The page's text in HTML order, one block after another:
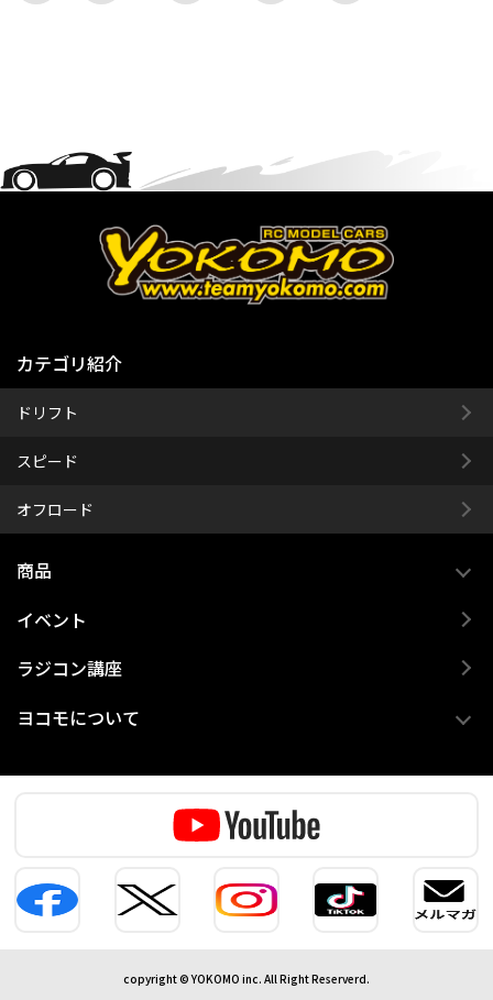
カテゴリ紹介
ドリフト
スピード
オフロード
商品
イベント
ラジコン講座
ヨコモについて
copyright © YOKOMO inc. All Right Reserverd.